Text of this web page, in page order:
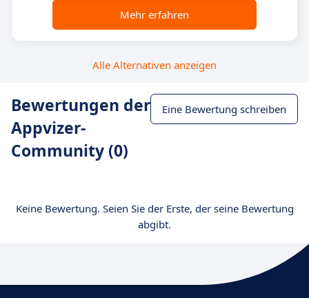
Mehr erfahren
Alle Alternativen anzeigen
Bewertungen der
Appvizer-
Community (0)
Eine Bewertung schreiben
Keine Bewertung. Seien Sie der Erste, der seine Bewertung
abgibt.